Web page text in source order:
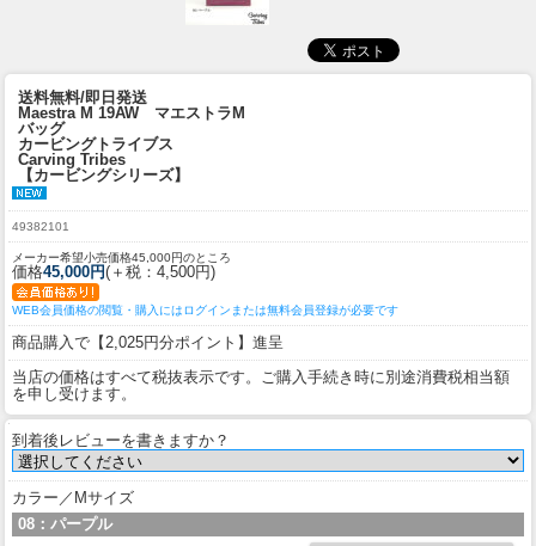
送料無料/即日発送
Maestra M 19AW マエストラM
バッグ
カービングトライブス
Carving Tribes
【カービングシリーズ】
49382101
メーカー希望小売価格45,000円のところ
価格45,000円(＋税：4,500円)
WEB会員価格の閲覧・購入にはログインまたは無料会員登録が必要です
商品購入で【2,025円分ポイント】進呈
当店の価格はすべて税抜表示です。ご購入手続き時に別途消費税相当額
を申し受けます。
到着後レビューを書きますか？
カラー／Mサイズ
08：パープル